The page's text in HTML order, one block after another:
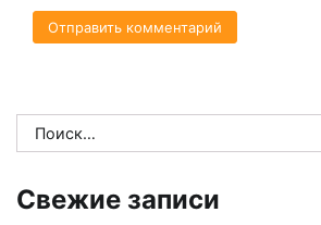
Найти:
Свежие записи